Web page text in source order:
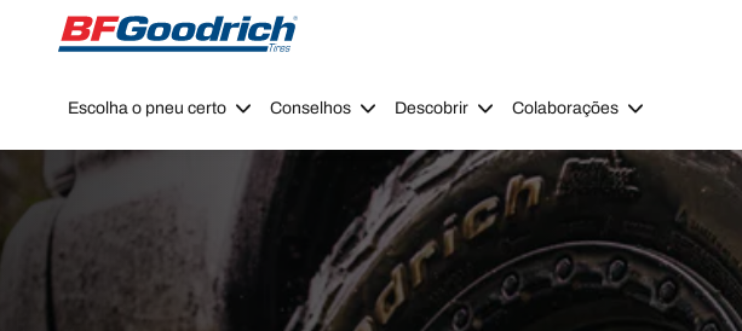
Go to page content
Go to page navigation
Escolha o pneu certo Conselhos Descobrir Colaborações